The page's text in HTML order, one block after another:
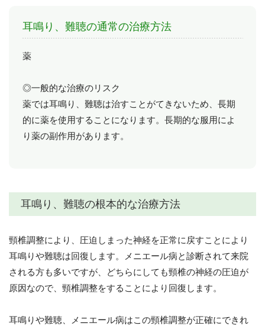
耳鳴り、難聴の通常の治療方法
薬
◎一般的な治療のリスク
薬では耳鳴り、難聴は治すことがてきないため、長期
的に薬を使用することになります。長期的な服用によ
り薬の副作用があります。
耳鳴り、難聴の根本的な治療方法
頸椎調整により、圧迫しまった神経を正常に戻すことにより
耳鳴りや難聴は回復します。メニエール病と診断されて来院
される方も多いですが、どちらにしても頸椎の神経の圧迫が
原因なので、頸椎調整をすることにより回復します。
耳鳴りや難聴、メニエール病はこの頸椎調整が正確にできれ